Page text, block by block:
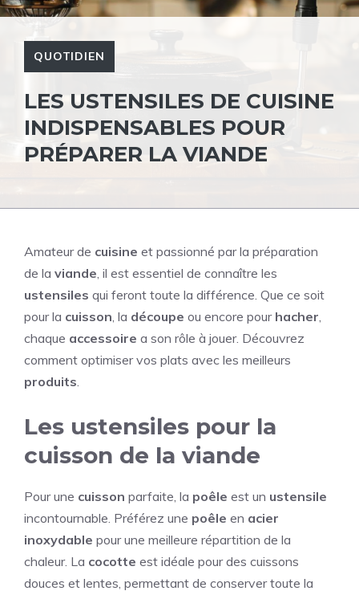
QUOTIDIEN
LES USTENSILES DE CUISINE
INDISPENSABLES POUR
PRÉPARER LA VIANDE
Amateur de cuisine et passionné par la préparation
de la viande , il est essentiel de connaître les
ustensiles qui feront toute la différence. Que ce soit
pour la cuisson , la découpe ou encore pour hacher
chaque accessoire a son rôle à jouer. Découvrez
comment optimiser vos plats avec les meilleurs
produits
Les ustensiles pour la
cuisson de la viande
Pour une cuisson parfaite, la poêle est un ustensile
incontournable. Préférez une poêle en acier
inoxydable pour une meilleure répartition de la
chaleur. La cocotte est idéale pour des cuissons
douces et lentes, permettant de conserver toute la